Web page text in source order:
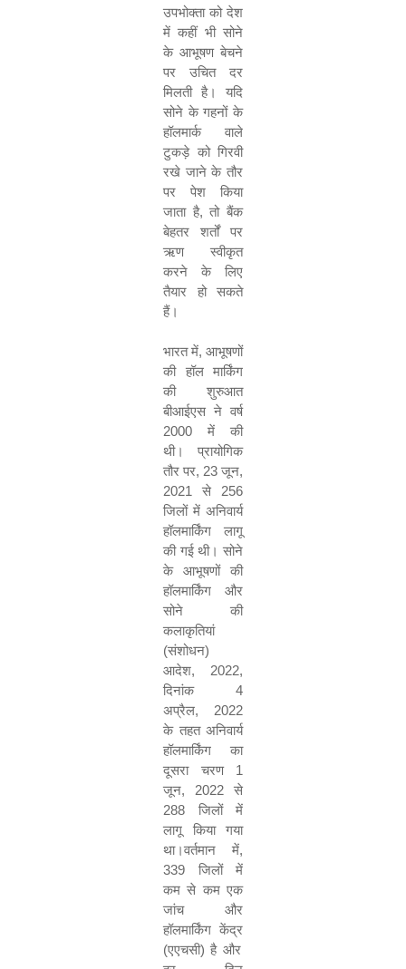
उपभोक्ता को देश
में कहीं भी सोने
के आभूषण बेचने
पर उचित दर
मिलती है। यदि
सोने के गहनों के
हॉलमार्क वाले
टुकड़े को गिरवी
रखे जाने के तौर
पर पेश किया
जाता है,तो बैंक
बेहतर शर्तों पर
ऋण स्वीकृत
करने के लिए
तैयार हो सकते
हैं।
भारत में, आभूषणों
की हॉल मार्किंग
की शुरुआत
बीआईएस ने वर्ष
2000 में की
थी। प्रायोगिक
तौर पर, 23 जून,
2021 से 256
जिलों में अनिवार्य
हॉलमार्किंग लागू
की गई थी। सोने
के आभूषणों की
हॉलमार्किंग और
सोने की
कलाकृतियां
(संशोधन)
आदेश, 2022,
दिनांक 4
अप्रैल, 2022
के तहत अनिवार्य
हॉलमार्किंग का
दूसरा चरण 1
जून, 2022 से
288 जिलों में
लागू किया गया
था।वर्तमान में,
339 जिलों में
कम से कम एक
जांच और
हॉलमार्किंग केंद्र
(एएचसी)है और